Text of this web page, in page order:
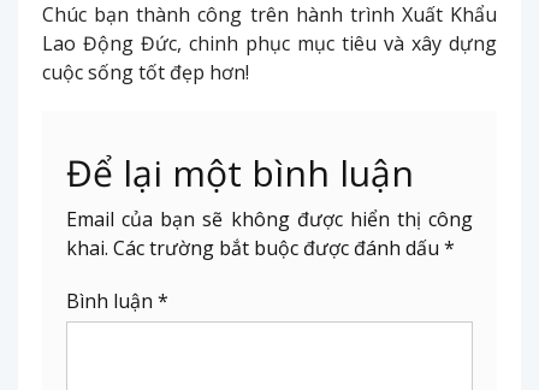
Chúc bạn thành công trên hành trình Xuất Khẩu
Lao Động Đức, chinh phục mục tiêu và xây dựng
cuộc sống tốt đẹp hơn!
Để lại một bình luận
Email của bạn sẽ không được hiển thị công
khai. Các trường bắt buộc được đánh dấu *
Bình luận *